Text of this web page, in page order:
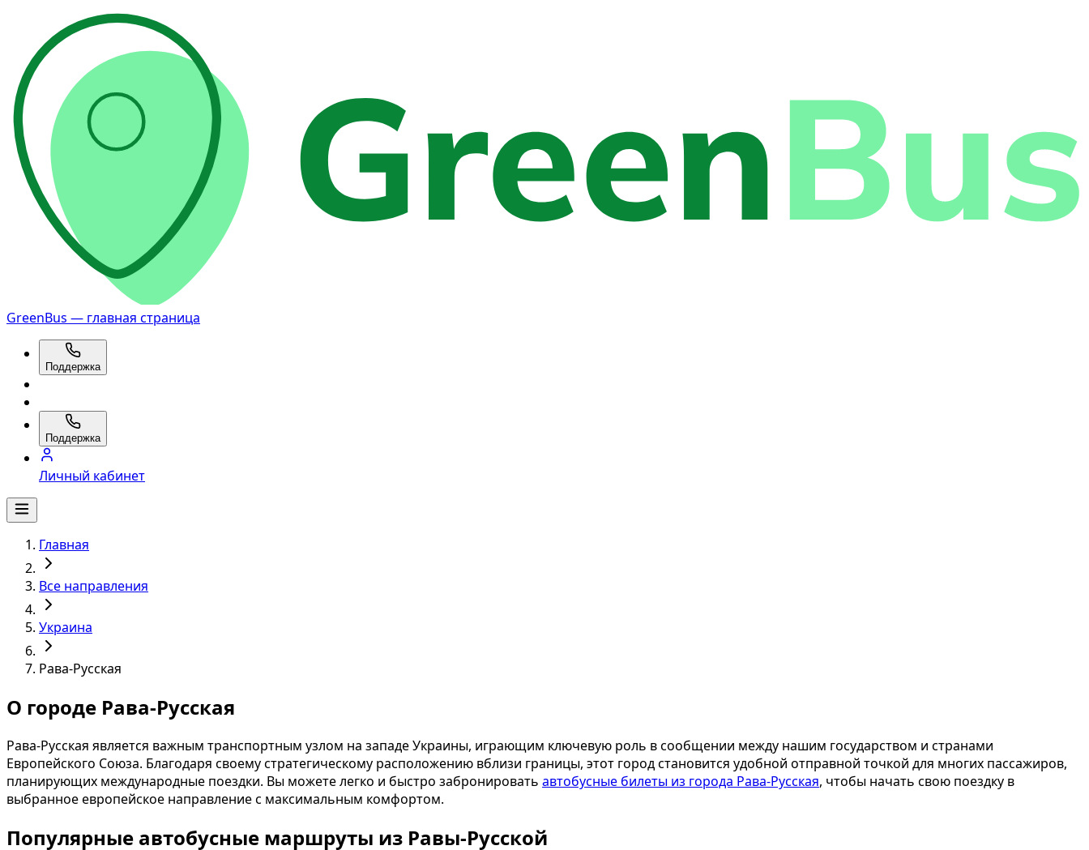
GreenBus — главная страница
Поддержка
Поддержка
Личный кабинет
Главная
Все направления
Украина
Рава-Русская
О городе Рава-Русская
Рава-Русская является важным транспортным узлом на западе Украины, играющим ключевую роль в сообщении между нашим государством и странами
Европейского Союза. Благодаря своему стратегическому расположению вблизи границы, этот город становится удобной отправной точкой для многих пассажиров,
планирующих международные поездки. Вы можете легко и быстро забронировать автобусные билеты из города Рава-Русская, чтобы начать свою поездку в
выбранное европейское направление с максимальным комфортом.
Популярные автобусные маршруты из Равы-Русской